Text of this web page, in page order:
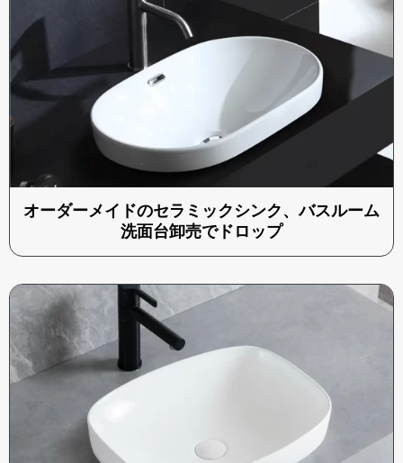
オーダーメイドのセラミックシンク、バスルーム
洗面台卸売でドロップ